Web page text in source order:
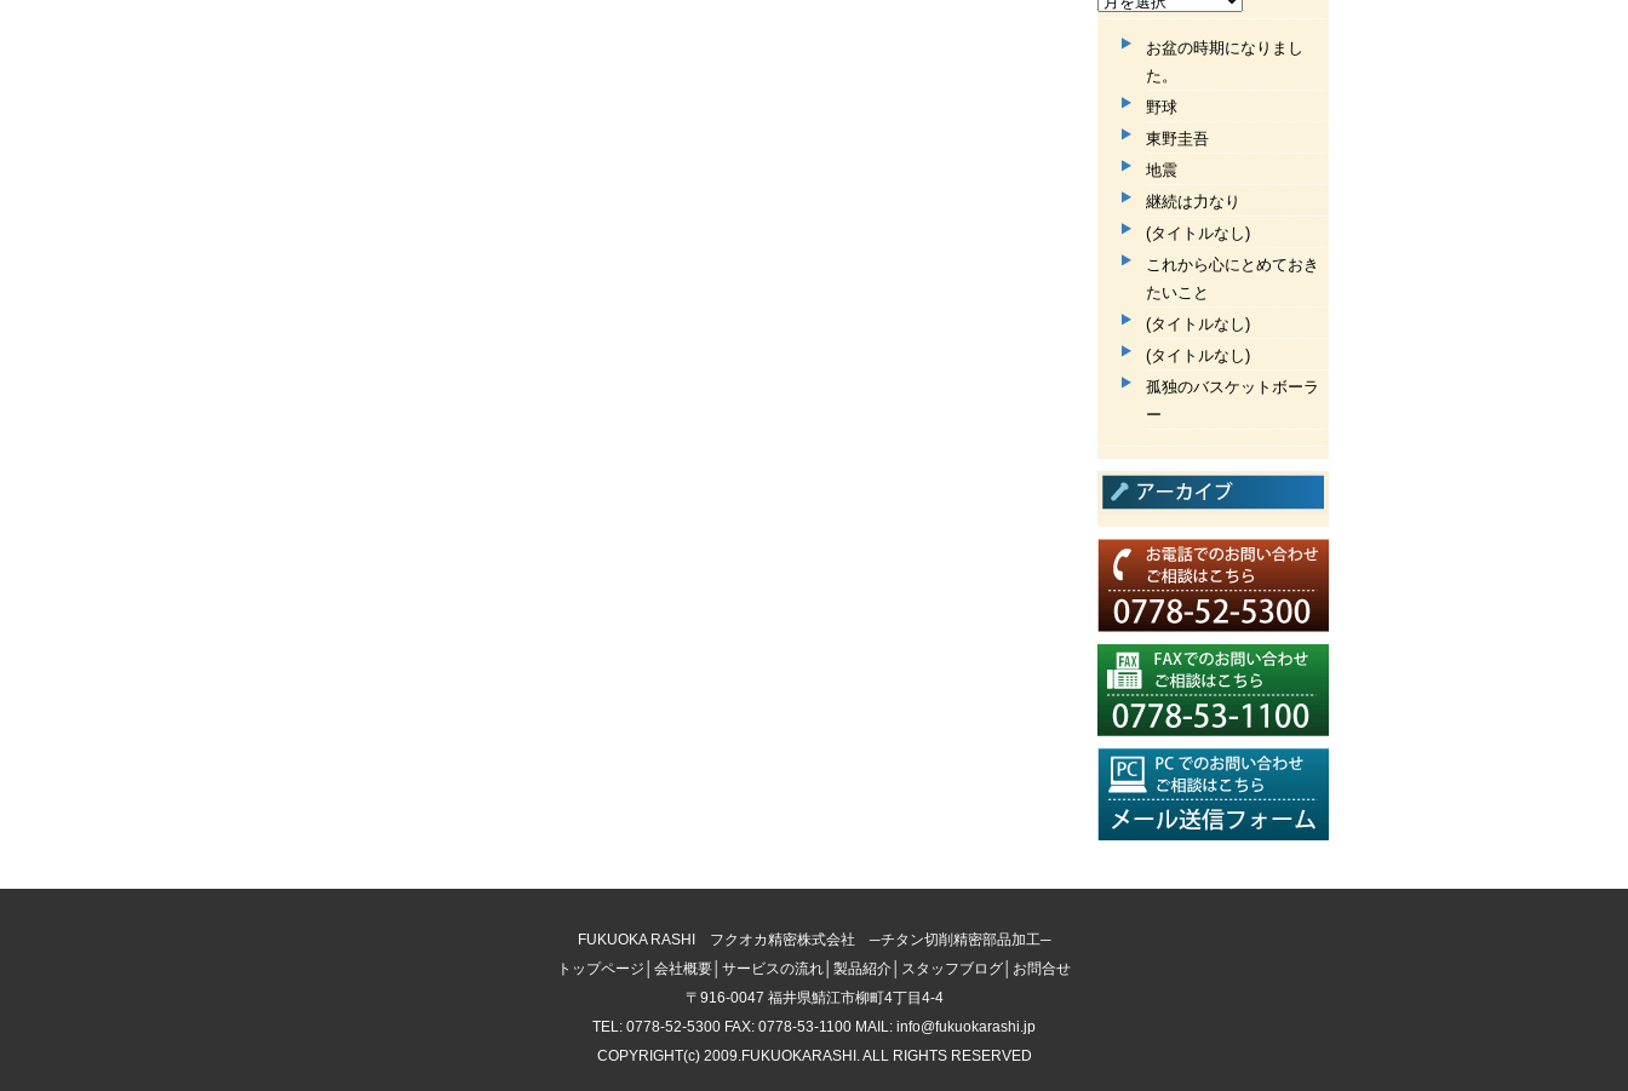
お盆の時期になりまし
た。
野球
東野圭吾
地震
継続は力なり
(タイトルなし)
これから心にとめておき
たいこと
(タイトルなし)
(タイトルなし)
孤独のバスケットボーラ
ー
FUKUOKA RASHI フクオカ精密株式会社 ─チタン切削精密部品加工─
トップページ
会社概要 サービスの流れ 製品紹介 スタッフブログ
お問合せ
〒916-0047 福井県鯖江市柳町4丁目4-4
TEL: 0778-52-5300 FAX: 0778-53-1100 MAIL: info@fukuokarashi.jp
COPYRIGHT(c) 2009.FUKUOKARASHI. ALL RIGHTS RESERVED